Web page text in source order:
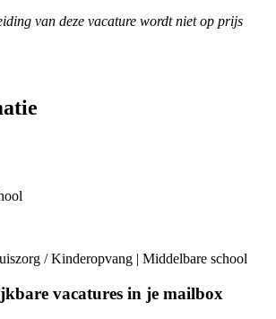
van deze vacature wordt niet op prijs
/ Kinderopvang | Middelbare school
vacatures in je mailbox